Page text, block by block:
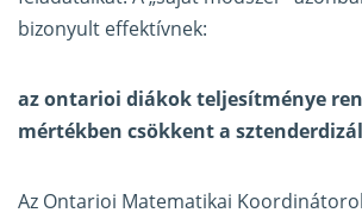
bizonyult effektívnek:
az ontarioi diákok teljesítménye
mértékben csökkent a
Az Ontarioi Matematikai